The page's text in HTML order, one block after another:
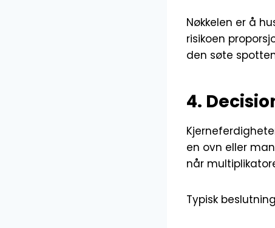
Nøkkelen er å
risikoen
den søte
4.
en ovn eller
når
Typisk